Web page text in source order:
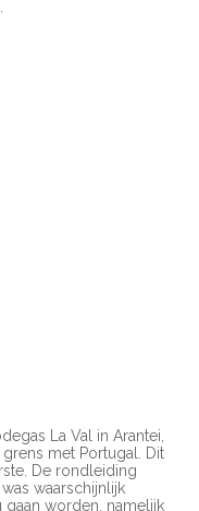
La Val in Arantei,
met Portugal. Dit
De rondleiding
waarschijnlijk
worden, namelijk